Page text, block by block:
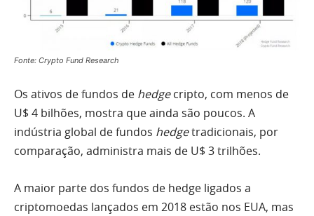
Fonte: Crypto Fund Research
Os ativos de fundos de hedgecripto, com menos de
U$ 4 bilhões, mostra que ainda são poucos. A
indústria global de fundos hedgetradicionais, por
comparação, administra mais de U$ 3 trilhões.
A maior parte dos fundos de hedge ligados a
criptomoedas lançados em 2018 estão nos EUA, mas